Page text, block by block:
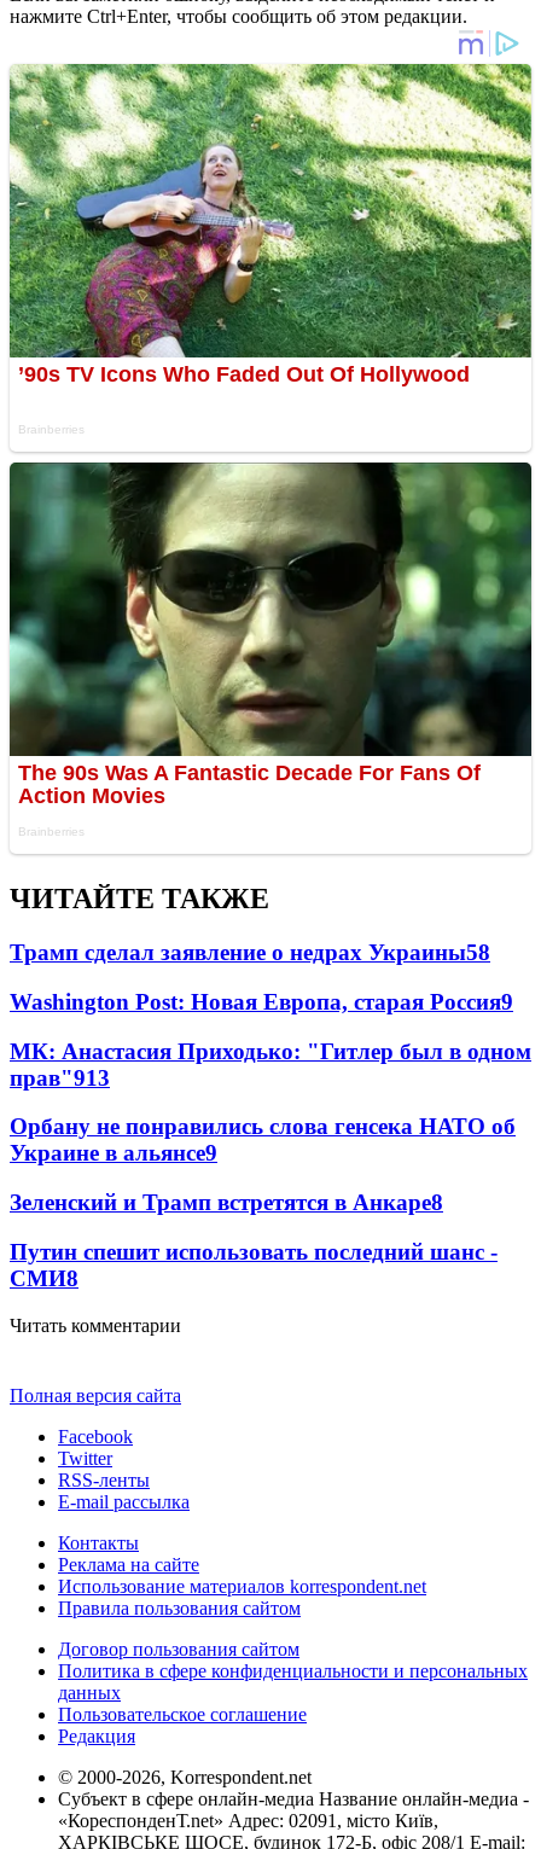
нажмите Ctrl+Enter, чтобы сообщить об этом редакции.
ЧИТАЙТЕ ТАКЖЕ
Трамп сделал заявление о недрах Украины58
Washington Post: Новая Европа, старая Россия9
МК: Анастасия Приходько: "Гитлер был в одном
прав"913
Орбану не понравились слова генсека НАТО об
Украине в альянсе9
Зеленский и Трамп встретятся в Анкаре8
Путин спешит использовать последний шанс -
СМИ8
Читать комментарии
Полная версия сайта
Facebook
Twitter
RSS-ленты
E-mail рассылка
Контакты
Реклама на сайте
Использование материалов korrespondent.net
Правила пользования сайтом
Договор пользования сайтом
Политика в сфере конфиденциальности и персональных
данных
Пользовательское соглашение
Редакция
© 2000-2026, Korrespondent.net
Субъект в сфере онлайн-медиа Название онлайн-медиа -
«КореспонденТ.net» Адрес: 02091, місто Київ,
ХАРКІВСЬКЕ ШОСЕ, будинок 172-Б, офіс 208/1 E-mail: